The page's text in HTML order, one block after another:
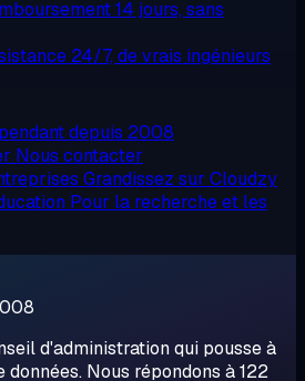
14 jours, sans
24/7, de vrais ingénieurs
depuis 2008
Nous contacter
Grandissez sur Cloudzy
Pour la recherche et les
d'administration qui pousse à
Nous répondons à 122